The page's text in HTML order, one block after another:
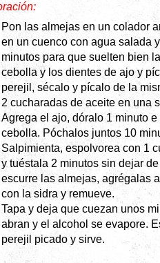
Pon las almejas en un colador
en un cuenco con agua salada
minutos para que suelten bien
cebolla y los dientes de ajo y
perejil, sécalo y pícalo de la
2 cucharadas de aceite en una
Agrega el ajo, dóralo 1 minuto
cebolla. Póchalos juntos 10
Salpimienta, espolvorea con 1
y tuéstala 2 minutos sin dejar
escurre las almejas, agrégalas
con la sidra y remueve.
Tapa y deja que cuezan unos
abran y el alcohol se evapore.
perejil picado y sirve.